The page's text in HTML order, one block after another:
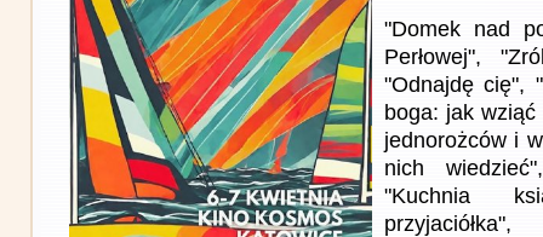
"Domek nad
Perłowej",
"Odnajdę cię",
boga: jak
jednorożców i
nich
"Kuchnia